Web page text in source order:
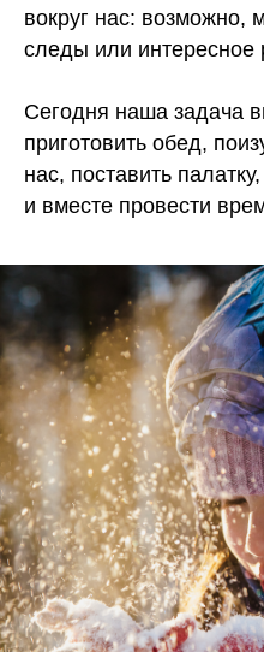
вокруг нас: возможно,
следы или интересное
Сегодня наша задача
приготовить обед,
нас, поставить
и вместе провести